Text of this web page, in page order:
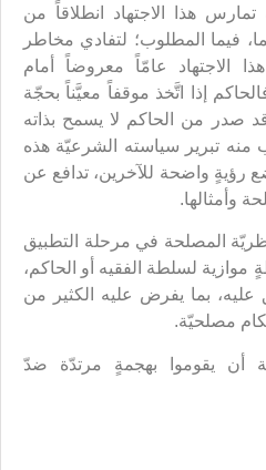
هذا الاجتهاد انطلاقاً من
فيما المطلوب؛ لتفادي مخاطر
الاجتهاد عامّاً معروضاً أمام
فالحاكم إذا اتَّخذ موقفاً معيَّناً بحجّة
صدر من الحاكم لا يسمح بذاته
منه تبرير سياسته الشرعيّة هذه
رؤيةٍ واضحة للآخرين، تدافع عن
وأمثالها.
المصلحة في مرحلة التطبيق
لسلطة الفقيه أو الحاكم،
عليه، بما يفرض عليه الكثير من
مصلحيّة.
أن يقوموا بهجمةٍ مرتدّة ضدّ